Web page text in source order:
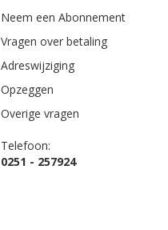
Neem een Abonnement
Vragen over betaling
Adreswijziging
Opzeggen
Overige vragen
Telefoon:
0251 - 257924